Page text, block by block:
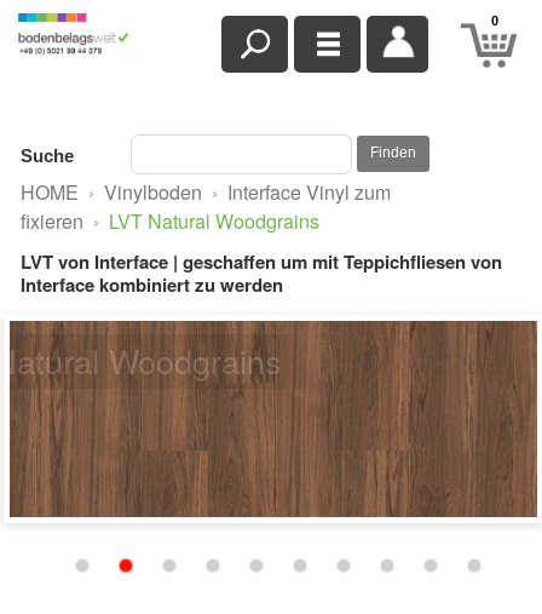
0
Suche Finden
HOME › Vinylboden › Interface Vinyl zum
fixieren › LVT Natural Woodgrains
LVT von Interface | geschaffen um mit Teppichfliesen von
Interface kombiniert zu werden
Natural Woodgrains
A00203 Chestnut